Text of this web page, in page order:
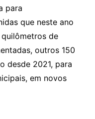
para
que neste ano
de
outros 150
desde 2021, para
em novos